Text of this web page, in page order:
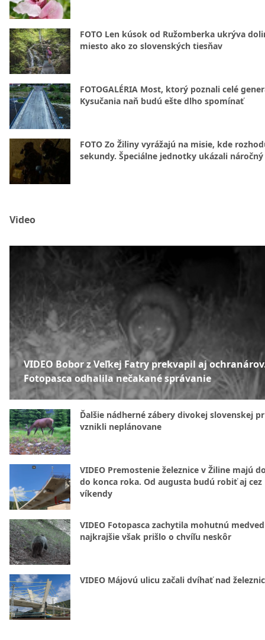
FOTO Len kúsok od Ružomberka ukrýva
miesto ako zo slovenských tiesňav
FOTOGALÉRIA Most, ktorý poznali celé
Kysučania naň budú ešte dlho spomínať
FOTO Zo Žiliny vyrážajú na misie, kde
sekundy. Špeciálne jednotky ukázali
Video
VIDEO Bobor z Veľkej Fatry prekvapil aj
Fotopasca odhalila nečakané správanie
Ďalšie nádherné zábery divokej slovenskej
vznikli neplánovane
VIDEO Premostenie železnice v Žiline majú
do konca roka. Od augusta budú robiť aj cez
víkendy
VIDEO Fotopasca zachytila mohutnú
najkrajšie však prišlo o chvíľu neskôr
VIDEO Májovú ulicu začali dvíhať nad